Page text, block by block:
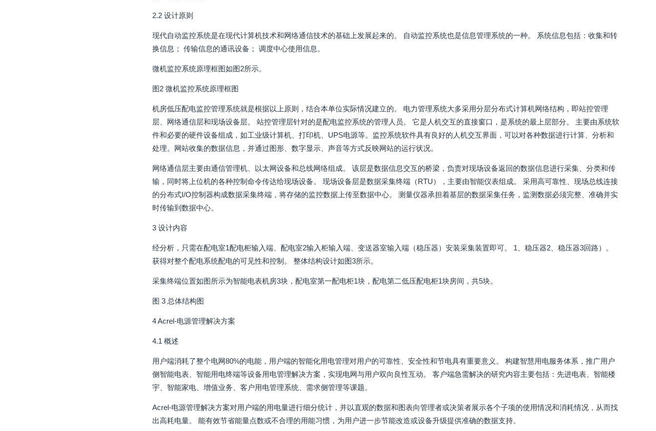
2.2 设计原则
现代自动监控系统是在现代计算机技术和网络通信技术的基础上发展起来的。 自动监控系统也是信息管理系统的一种。 系统信息包括：收集和转
换信息； 传输信息的通讯设备； 调度中心使用信息。
微机监控系统原理框图如图2所示。
图2 微机监控系统原理框图
机房低压配电监控管理系统就是根据以上原则，结合本单位实际情况建立的。 电力管理系统大多采用分层分布式计算机网络结构，即站控管理
层、网络通信层和现场设备层。 站控管理层针对的是配电监控系统的管理人员。 它是人机交互的直接窗口，是系统的最上层部分。 主要由系统软
件和必要的硬件设备组成，如工业级计算机、打印机、UPS电源等。监控系统软件具有良好的人机交互界面，可以对各种数据进行计算、分析和
处理。网站收集的数据信息，并通过图形、数字显示、声音等方式反映网站的运行状况。
网络通信层主要由通信管理机、以太网设备和总线网络组成。 该层是数据信息交互的桥梁，负责对现场设备返回的数据信息进行采集、分类和传
输，同时将上位机的各种控制命令传达给现场设备。 现场设备层是数据采集终端（RTU），主要由智能仪表组成。 采用高可靠性、现场总线连接
的分布式I/O控制器构成数据采集终端，将存储的监控数据上传至数据中心。 测量仪器承担着基层的数据采集任务，监测数据必须完整、准确并实
时传输到数据中心。
3 设计内容
经分析，只需在配电室1配电柜输入端、配电室2输入柜输入端、变送器室输入端（稳压器）安装采集装置即可。 1、稳压器2、稳压器3回路）。
获得对整个配电系统配电的可见性和控制。 整体结构设计如图3所示。
采集终端位置如图所示为智能电表机房3块，配电室第一配电柜1块，配电第二低压配电柜1块房间，共5块。
图 3 总体结构图
4 Acrel-电源管理解决方案
4.1 概述
用户端消耗了整个电网80%的电能，用户端的智能化用电管理对用户的可靠性、安全性和节电具有重要意义。 构建智慧用电服务体系，推广用户
侧智能电表、智能用电终端等设备用电管理解决方案，实现电网与用户双向良性互动。 客户端急需解决的研究内容主要包括：先进电表、智能楼
宇、智能家电、增值业务、客户用电管理系统、需求侧管理等课题。
Acrel-电源管理解决方案对用户端的用电量进行细分统计，并以直观的数据和图表向管理者或决策者展示各个子项的使用情况和消耗情况，从而找
出高耗电量。 能有效节省能量点数或不合理的用能习惯，为用户进一步节能改造或设备升级提供准确的数据支持。